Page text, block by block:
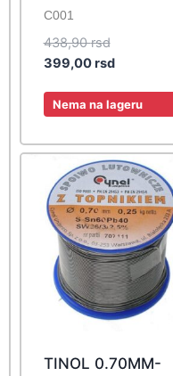
C001
438,90rsdOriginal
price
438,90 rsd.
399,00rsdCurrent
is:
Nema na lageru
TINOL 0.70MM-